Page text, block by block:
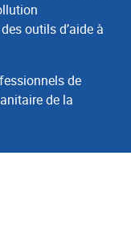
outils d’aide à
de
de la